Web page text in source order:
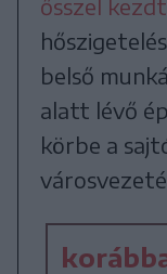
ősszel
belső
alatt lévő
körbe a